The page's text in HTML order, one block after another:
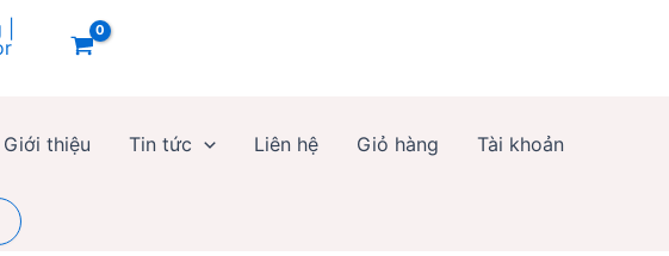
Giới thiệu Tin tức Liên hệ Giỏ hàng Tài khoản